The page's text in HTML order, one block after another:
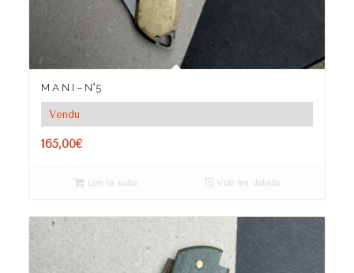
M A N I – N°5
Vendu
165,00€
Lire la suite Voir les détails